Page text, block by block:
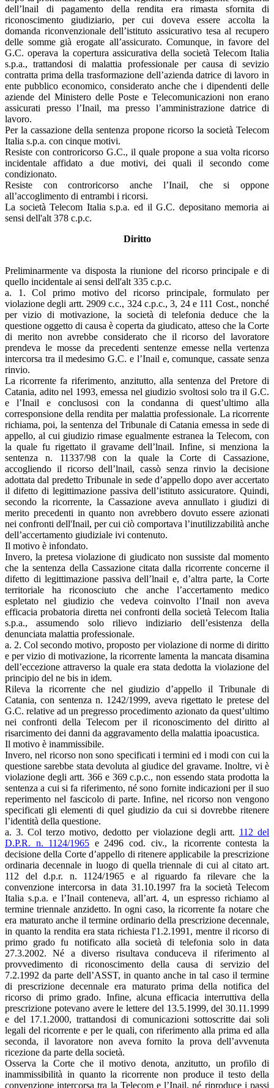
dell’lnail di pagamento della rendita era rimasta sfornita di
riconoscimento giudiziario, per cui doveva essere accolta la
domanda riconvenzionale dell’istituto assicurativo tesa al recupero
delle somme già erogate all’assicurato. Comunque, in favore del
G.C. operava la copertura assicurativa della società Telecom Italia
s.p.a., trattandosi di malattia professionale per causa di sevizio
contratta prima della trasformazione dell’azienda datrice di lavoro in
ente pubblico economico, considerato anche che i dipendenti delle
aziende del Ministero delle Poste e Telecomunicazioni non erano
assicurati presso l’Inail, ma presso l’amministrazione datrice di
lavoro.
Per la cassazione della sentenza propone ricorso la società Telecom
Italia s.p.a. con cinque motivi.
Resiste con controricorso G.C., il quale propone a sua volta ricorso
incidentale affidato a due motivi, dei quali il secondo come
condizionato.
Resiste con controricorso anche l’Inail, che si oppone
all’accoglimento di entrambi i ricorsi.
La società Telecom Italia s.p.a. ed il G.C. depositano memoria ai
sensi dell'alt 378 c.p.c.
Diritto
Preliminarmente va disposta la riunione del ricorso principale e di
quello incidentale ai sensi dell'alt 335 c.p.c.
a. 1. Col primo motivo del ricorso principale, formulato per
violazione degli artt. 2909 c.c., 324 c.p.c., 3, 24 e 111 Cost., nonché
per vizio di motivazione, la società di telefonia deduce che la
questione oggetto di causa è coperta da giudicato, atteso che la Corte
di merito non avrebbe considerato che il ricorso del lavoratore
prendeva le mosse da precedenti sentenze emesse nella vertenza
intercorsa tra il medesimo G.C. e l’Inail e, comunque, cassate senza
rinvio.
La ricorrente fa riferimento, anzitutto, alla sentenza del Pretore di
Catania, adito nel 1993, emessa nel giudizio svoltosi solo tra il G.C.
e l’Inail e conclusosi con la condanna di quest’ultimo alla
corresponsione della rendita per malattia professionale. La ricorrente
richiama, poi, la sentenza del Tribunale di Catania emessa in sede di
appello, al cui giudizio rimase egualmente estranea la Telecom, con
la quale fu rigettato il gravame dell’lnail. Infine, si menziona la
sentenza n. 11337/98 con la quale la Corte di Cassazione,
accogliendo il ricorso dell’lnail, cassò senza rinvio la decisione
adottata dal predetto Tribunale in sede d’appello dopo aver accertato
il difetto di legittimazione passiva dell’istituto assicuratore. Quindi,
secondo la ricorrente, la Cassazione aveva annullato i giudizi di
merito precedenti in quanto non avrebbero dovuto essere azionati
nei confronti dell'Inail, per cui ciò comportava l’inutilizzabilità anche
dell’accertamento giudiziale ivi contenuto.
Il motivo è infondato.
Invero, la pretesa violazione di giudicato non sussiste dal momento
che la sentenza della Cassazione citata dalla ricorrente concerne il
difetto di legittimazione passiva dell’lnail e, d’altra parte, la Corte
territoriale ha riconosciuto che anche l’accertamento medico
espletato nel giudizio che vedeva coinvolto l’Inail non aveva
efficacia probatoria diretta nei confronti della società Telecom Italia
s.p.a., assumendo solo rilievo indiziario dell’esistenza della
denunciata malattia professionale.
a. 2. Col secondo motivo, proposto per violazione di norme di diritto
e per vizio di motivazione, la ricorrente lamenta la mancata disamina
dell’eccezione attraverso la quale era stata dedotta la violazione del
principio del ne bis in idem.
Rileva la ricorrente che nel giudizio d’appello il Tribunale di
Catania, con sentenza n. 1242/1999, aveva rigettato le pretese del
G.C. relative ad un pregresso procedimento azionato da quest’ultimo
nei confronti della Telecom per il riconoscimento del diritto al
risarcimento dei danni da aggravamento della malattia ipoacustica.
Il motivo è inammissibile.
Invero, nel ricorso non sono specificati i termini ed i modi con cui la
questione sarebbe stata devoluta al giudice del gravame. Inoltre, vi è
violazione degli artt. 366 e 369 c.p.c., non essendo stata prodotta la
sentenza a cui si fa riferimento, né sono fornite indicazioni per il suo
reperimento nel fascicolo di parte. Infine, nel ricorso non vengono
specificati gli elementi di quel giudizio da cui si dovrebbe ritenere
l’identità della questione.
a. 3. Col terzo motivo, dedotto per violazione degli artt. 112 del
D.P.R. n. 1124/1965 e 2496 cod. civ., la ricorrente contesta la
decisione della Corte d’appello di ritenere applicabile la prescrizione
ordinaria decennale in luogo di quella triennale di cui al citato art.
112 del d.p.r. n. 1124/1965 e al riguardo fa rilevare che la
convenzione intercorsa in data 31.10.1997 fra la società Telecom
Italia s.p.a. e l’Inail conteneva, all’art. 4, un espresso richiamo al
termine triennale anzidetto. In ogni caso, la ricorrente fa notare che
era maturato anche il termine ordinario della prescrizione decennale,
in quanto la rendita era stata richiesta l'1.2.1991, mentre il ricorso di
primo grado fu notificato alla società di telefonia solo in data
27.3.2002. Né a diverso risultava conduceva il riferimento al
provvedimento di riconoscimento della causa di servizio del
7.2.1992 da parte dell’ASST, in quanto anche in tal caso il termine
di prescrizione decennale era maturato prima della notifica del
ricorso di primo grado. Infine, alcuna efficacia interruttiva della
prescrizione potevano avere le lettere del 13.5.1999, del 30.11.1999
e del 17.1.2000, trattandosi di comunicazioni sottoscritte dai soli
legali del ricorrente e per le quali, con riferimento alla prima ed alla
seconda, il lavoratore non aveva fornito la prova dell’avvenuta
ricezione da parte della società.
Osserva la Corte che il motivo denota, anzitutto, un profilo di
inammissibilità in quanto la ricorrente non produce il testo della
convenzione intercorsa tra la Telecom e l’Inail, né riproduce i passi